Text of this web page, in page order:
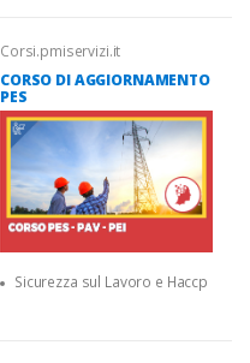
Corsi.pmiservizi.it
CORSO DI AGGIORNAMENTO
PES
Sicurezza sul Lavoro e Haccp